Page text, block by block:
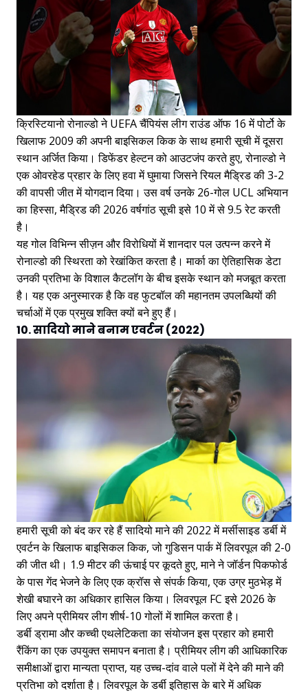
क्रिस्टियानो रोनाल्डो ने UEFA चैंपियंस लीग राउंड ऑफ 16 में पोर्टो के
खिलाफ 2009 की अपनी बाइसिकल किक के साथ हमारी सूची में दूसरा
स्थान अर्जित किया। डिफेंडर हेल्टन को आउटजंप करते हुए, रोनाल्डो ने
एक ओवरहेड प्रहार के लिए हवा में घुमाया जिसने रियल मैड्रिड की 3-2
की वापसी जीत में योगदान दिया। उस वर्ष उनके 26-गोल UCL अभियान
का हिस्सा, मैड्रिड की 2026 वर्षगांठ सूची इसे 10 में से 9.5 रेट करती
है।
यह गोल विभिन्न सीज़न और विरोधियों में शानदार पल उत्पन्न करने में
रोनाल्डो की स्थिरता को रेखांकित करता है। मार्का का ऐतिहासिक डेटा
उनकी प्रतिभा के विशाल कैटलॉग के बीच इसके स्थान को मजबूत करता
है। यह एक अनुस्मारक है कि वह फुटबॉल की महानतम उपलब्धियों की
चर्चाओं में एक प्रमुख शक्ति क्यों बने हुए हैं।
10. सादियो माने बनाम एवर्टन (2022)
हमारी सूची को बंद कर रहे हैं सादियो माने की 2022 में मर्सीसाइड डर्बी में
एवर्टन के खिलाफ बाइसिकल किक, जो गुडिसन पार्क में लिवरपूल की 2-0
की जीत थी। 1.9 मीटर की ऊंचाई पर कूदते हुए, माने ने जॉर्डन पिकफोर्ड
के पास गेंद भेजने के लिए एक क्रॉस से संपर्क किया, एक उग्र मुठभेड़ में
शेखी बघारने का अधिकार हासिल किया। लिवरपूल FC इसे 2026 के
लिए अपने प्रीमियर लीग शीर्ष-10 गोलों में शामिल करता है।
डर्बी ड्रामा और कच्ची एथलेटिकता का संयोजन इस प्रहार को हमारी
रैंकिंग का एक उपयुक्त समापन बनाता है। प्रीमियर लीग की आधिकारिक
समीक्षाओं द्वारा मान्यता प्राप्त, यह उच्च-दांव वाले पलों में देने की माने की
प्रतिभा को दर्शाता है। लिवरपूल के डर्बी इतिहास के बारे में अधिक